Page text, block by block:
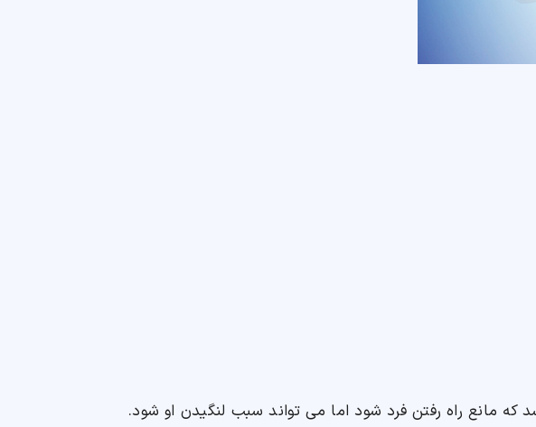
مانع راه رفتن فرد شود اما می تواند سبب لنگیدن او شود.